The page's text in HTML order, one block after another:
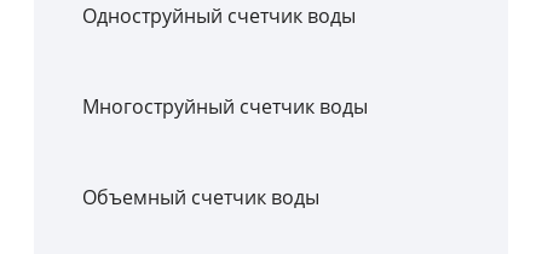
Одноструйный счетчик воды
Многоструйный счетчик воды
Объемный счетчик воды